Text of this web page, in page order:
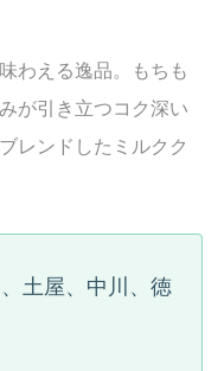
わえる逸品。もちも
が引き立つコク深い
レンドしたミルクク
土屋、中川、徳